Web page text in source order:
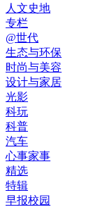
人文史地
专栏
@世代
生态与环保
时尚与美容
设计与家居
光影
科玩
科普
汽车
心事家事
精选
特辑
早报校园